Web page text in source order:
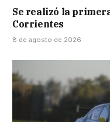
Se realizó la
Corrientes
8 de agosto de 2026